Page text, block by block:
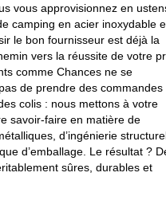
vous approvisionnez en
camping en acier inoxydable
le bon fournisseur est déjà la
vers la réussite de votre
comme Chances ne se
de prendre des commandes
colis : nous mettons à votre
savoir-faire en matière de
d’ingénierie
d’emballage. Le résultat ?
sûres, durables et